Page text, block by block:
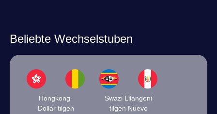
Beliebte Wechselstuben
Hongkong-
Dollar tilgen
Swazi Lilangeni
tilgen Nuevo